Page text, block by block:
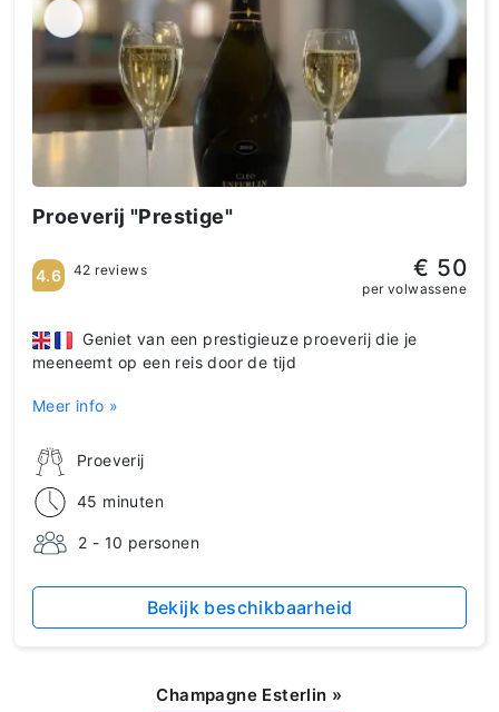
Proeverij "Prestige"
Proeverij
45 minuten
2 - 10 personen
Geniet van een prestigieuze proeverij die je
meeneemt op een reis door de tijd
Meer info »
4.6 42 reviews € 50
per volwassene
Bekijk beschikbaarheid
Champagne Esterlin »